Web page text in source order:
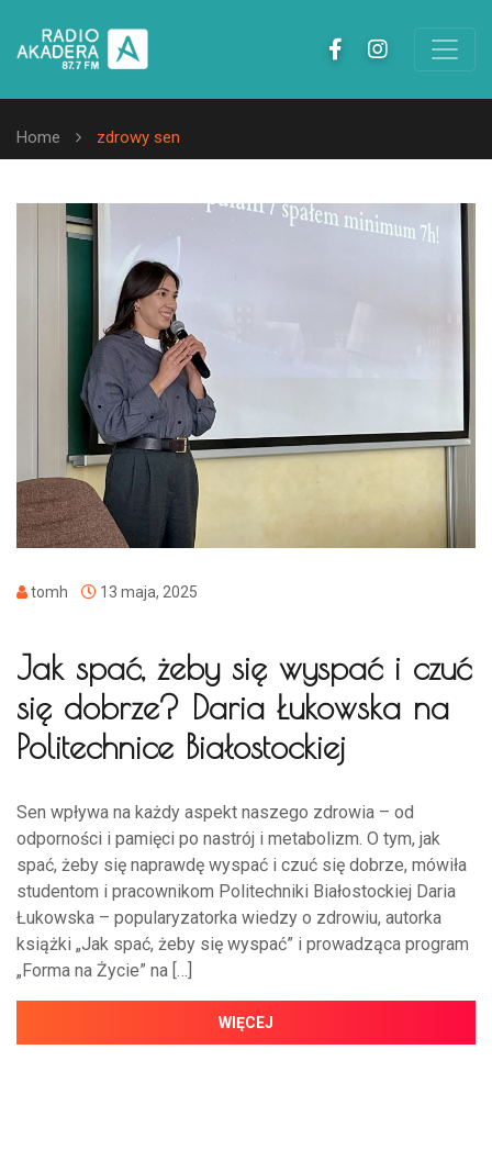
Home zdrowy sen
tomh 13 maja, 2025
Jak spać, żeby się wyspać i czuć
się dobrze? Daria Łukowska na
Politechnice Białostockiej
Sen wpływa na każdy aspekt naszego zdrowia – od
odporności i pamięci po nastrój i metabolizm. O tym, jak
spać, żeby się naprawdę wyspać i czuć się dobrze, mówiła
studentom i pracownikom Politechniki Białostockiej Daria
Łukowska – popularyzatorka wiedzy o zdrowiu, autorka
książki „Jak spać, żeby się wyspać” i prowadząca program
„Forma na Życie” na […]
WIĘCEJ